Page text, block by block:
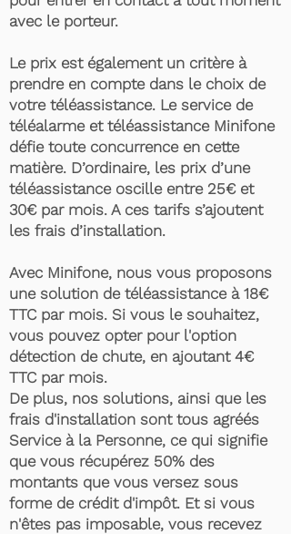
avec le porteur.
Le prix est également un critère à
prendre en compte dans le choix de
votre téléassistance. Le service de
téléalarme et téléassistance Minifone
défie toute concurrence en cette
matière. D’ordinaire, les prix d’une
téléassistance oscille entre 25€ et
30€ par mois. A ces tarifs s’ajoutent
les frais d’installation.
Avec Minifone, nous vous proposons
une solution de téléassistance à 18€
TTC par mois. Si vous le souhaitez,
vous pouvez opter pour l'option
détection de chute, en ajoutant 4€
TTC par mois.
De plus, nos solutions, ainsi que les
frais d'installation sont tous agréés
Service à la Personne, ce qui signifie
que vous récupérez 50% des
montants que vous versez sous
forme de crédit d'impôt. Et si vous
n'êtes pas imposable, vous recevez